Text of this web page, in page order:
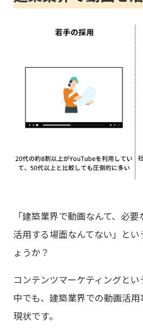
「建築業界で動画なんて、必
活用する場面なんてない」と
ょうか？
コンテンツマーケティングと
中でも、建築業界での動画活
現状です。